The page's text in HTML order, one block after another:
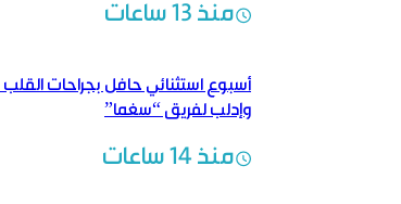
منذ 13 ساعات
أسبوع استثنائي حافل بجراحات
وإدلب لفريق “سغما”
منذ 14 ساعات